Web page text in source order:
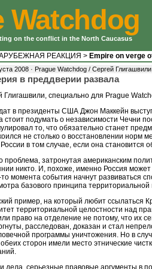
Watchdog
on the conflict in the North Caucasus
РЕАКЦИЯ > Empire on verge
2008 · Prague Watchdog / Сергей
в преддверии развала
Глигашвили, специально для Prague
в президенты США Джон Маккейн
стоит подумать о независимости Чечни
то, что обязательно станет
не столько о восстановлении норм
в том случае, если она становится
проблема, затронутая американским
никто. И, похоже, именно Россия может
то момента события начнут развиваться
базового принципа
пример, на который любит ссылаться
территориальной целостности над
право на отделение не потому, что их
расследован, доказан и стал
программы уничтожения. Но в
сторон имели место этнические
дела, серьезные правовые аргументы в